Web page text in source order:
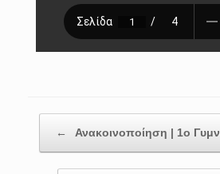
←
Ανακοινοποίηση | 1ο